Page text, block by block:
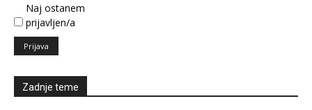
Naj ostanem
prijavljen/a
Prijava
Zadnje teme